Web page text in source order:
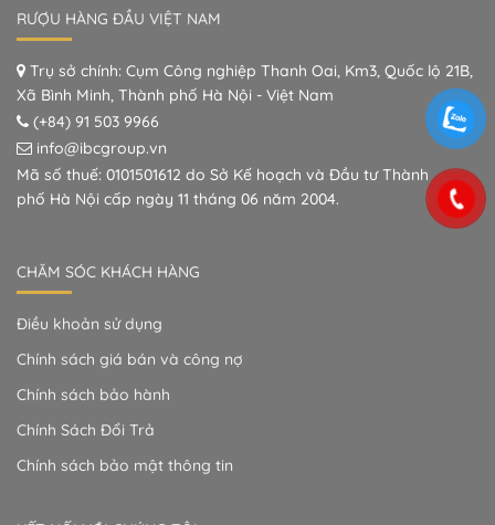
RƯỢU HÀNG ĐẦU VIỆT NAM
Trụ sở chính: Cụm Công nghiệp Thanh Oai, Km3, Quốc lộ 21B,
Xã Bình Minh, Thành phố Hà Nội - Việt Nam
(+84) 91 503 9966
info@ibcgroup.vn
Mã số thuế: 0101501612 do Sở Kế hoạch và Đầu tư Thành
phố Hà Nội cấp ngày 11 tháng 06 năm 2004.
CHĂM SÓC KHÁCH HÀNG
Điều khoản sử dụng
Chính sách giá bán và công nợ
Chính sách bảo hành
Chính Sách Đổi Trả
Chính sách bảo mật thông tin